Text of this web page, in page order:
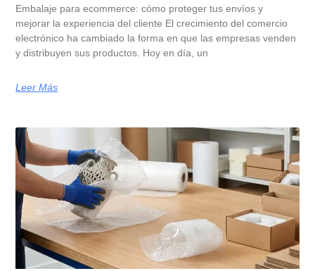
Embalaje para ecommerce: cómo proteger tus envíos y
mejorar la experiencia del cliente El crecimiento del comercio
electrónico ha cambiado la forma en que las empresas venden
y distribuyen sus productos. Hoy en día, un
Leer Más